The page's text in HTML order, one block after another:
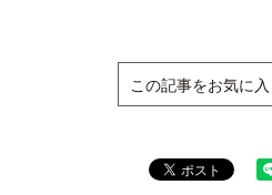
この記事をお気に